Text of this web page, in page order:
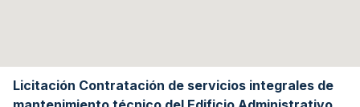
Licitación Contratación de servicios integrales de